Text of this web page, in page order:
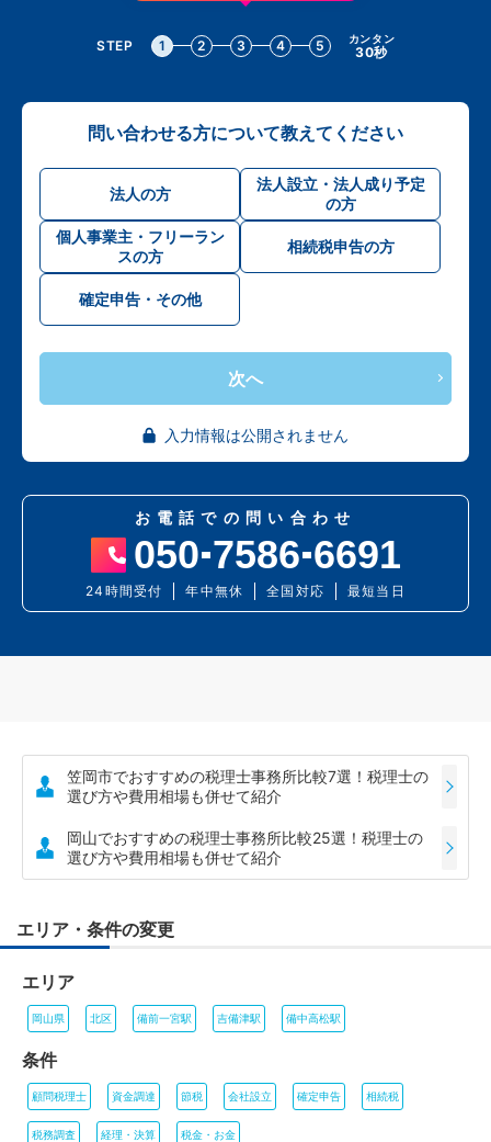
STEP 1 2 3 4 5 カンタン
30秒
問い合わせる方について教えてください
法人の方
法人設立・法人成り予定
の方
個人事業主・フリーラン
スの方
相続税申告の方
確定申告・その他
次へ
入力情報は公開されません
お電話での問い合わせ
050 7586 6691
24時間受付 年中無休 全国対応 最短当日
笠岡市でおすすめの税理士事務所比較7選！税理士の
選び方や費用相場も併せて紹介
岡山でおすすめの税理士事務所比較25選！税理士の
選び方や費用相場も併せて紹介
エリア・条件の変更
エリア
岡山県 北区 備前一宮駅 吉備津駅 備中高松駅
条件
顧問税理士 資金調達 節税 会社設立 確定申告 相続税
税務調査 経理・決算 税金・お金